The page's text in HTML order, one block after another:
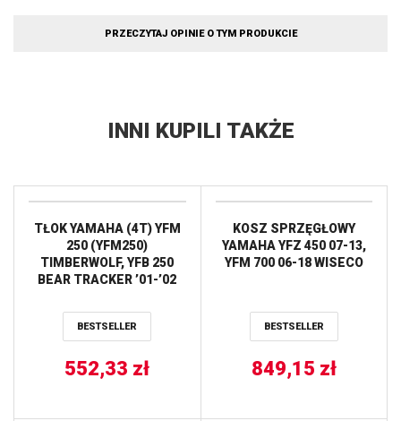
PRZECZYTAJ OPINIE O TYM PRODUKCIE
INNI KUPILI TAKŻE
TŁOK YAMAHA (4T) YFM
250 (YFM250)
TIMBERWOLF, YFB 250
BEAR TRACKER ’01-’02
SWORZEN 16MM
WOSSNER
BESTSELLER
552,33 zł
KOSZ SPRZĘGŁOWY
YAMAHA YFZ 450 07-13,
YFM 700 06-18 WISECO
BESTSELLER
849,15 zł